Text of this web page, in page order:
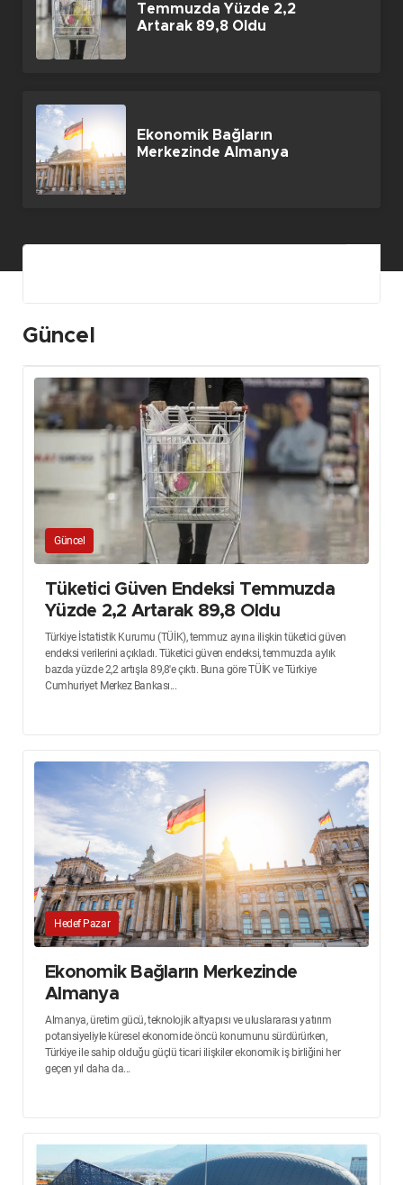
Temmuzda Yüzde 2,2
Artarak 89,8 Oldu
Ekonomik Bağların
Merkezinde Almanya
Güncel
Güncel
Tüketici Güven Endeksi Temmuzda
Yüzde 2,2 Artarak 89,8 Oldu
Türkiye İstatistik Kurumu (TÜİK), temmuz ayına ilişkin tüketici güven
endeksi verilerini açıkladı. Tüketici güven endeksi, temmuzda aylık
bazda yüzde 2,2 artışla 89,8'e çıktı. Buna göre TÜİK ve Türkiye
Cumhuriyet Merkez Bankası...
Hedef Pazar
Ekonomik Bağların Merkezinde
Almanya
Almanya, üretim gücü, teknolojik altyapısı ve uluslararası yatırım
potansiyeliyle küresel ekonomide öncü konumunu sürdürürken,
Türkiye ile sahip olduğu güçlü ticari ilişkiler ekonomik iş birliğini her
geçen yıl daha da...